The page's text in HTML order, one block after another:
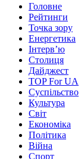
Головне
Рейтинги
Точка зору
Енергетика
Інтерв’ю
Столиця
Дайджест
TOP For UA
Суспiльство
Культура
Світ
Економіка
Політика
Війна
Спорт